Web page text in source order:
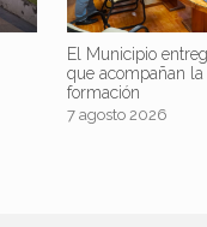
El Municipio
que acompañan
formación
7 agosto 2026